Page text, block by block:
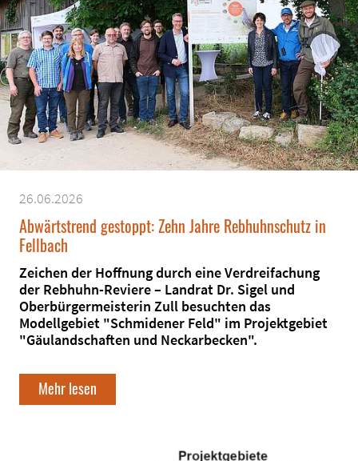
26.06.2026
Abwärtstrend gestoppt: Zehn Jahre Rebhuhnschutz in
Fellbach
Zeichen der Hoffnung durch eine Verdreifachung
der Rebhuhn-Reviere – Landrat Dr. Sigel und
Oberbürgermeisterin Zull besuchten das
Modellgebiet "Schmidener Feld" im Projektgebiet
"Gäulandschaften und Neckarbecken".
Mehr lesen